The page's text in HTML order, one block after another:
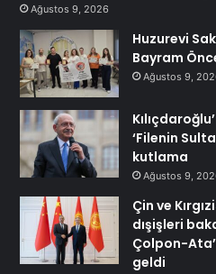
Ağustos 9, 2026
Huzurevi
Bayram
Ağustos 9,
‘Filenin
kutlama
Ağustos 9,
Çin ve
dışişleri
Çolpon-
geldi